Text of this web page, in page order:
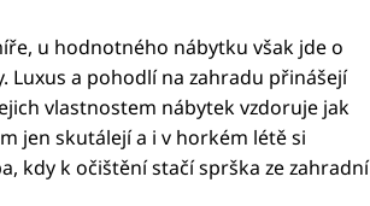
u hodnotného nábytku však jde o
Luxus a pohodlí na zahradu přinášejí
vlastnostem nábytek vzdoruje jak
jen skutálejí a i v horkém létě si
kdy k očištění stačí sprška ze zahradní